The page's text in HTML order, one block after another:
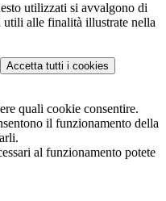
utilizzati si avvalgono di
utili alle finalità illustrate nella
Accetta tutti i cookies
quali cookie consentire.
il funzionamento della
al funzionamento potete